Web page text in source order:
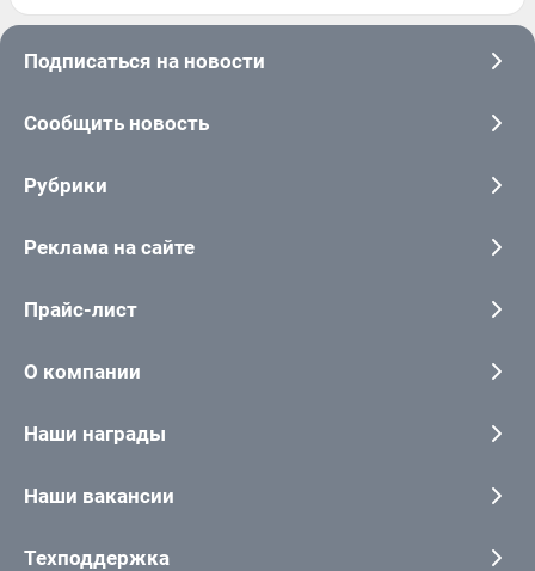
Подписаться на новости
Сообщить новость
Рубрики
Реклама на сайте
Прайс-лист
О компании
Наши награды
Наши вакансии
Техподдержка